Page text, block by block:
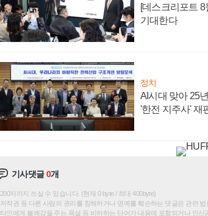
[데스크리포트
기대한다
정치
AI시대 맞아 25
'한전 지주사' 재
기사댓글0개
200자까지 쓰실 수 있습니다. (현재 0 byte / 최대 400byte)
저작권 등 다른 사람의 권리를 침해하거나 명예를 훼손하는 댓글은 관련
타인에게 불쾌감을 주는 욕설 등 비하하는 단어가 내용에 포함되거나 인